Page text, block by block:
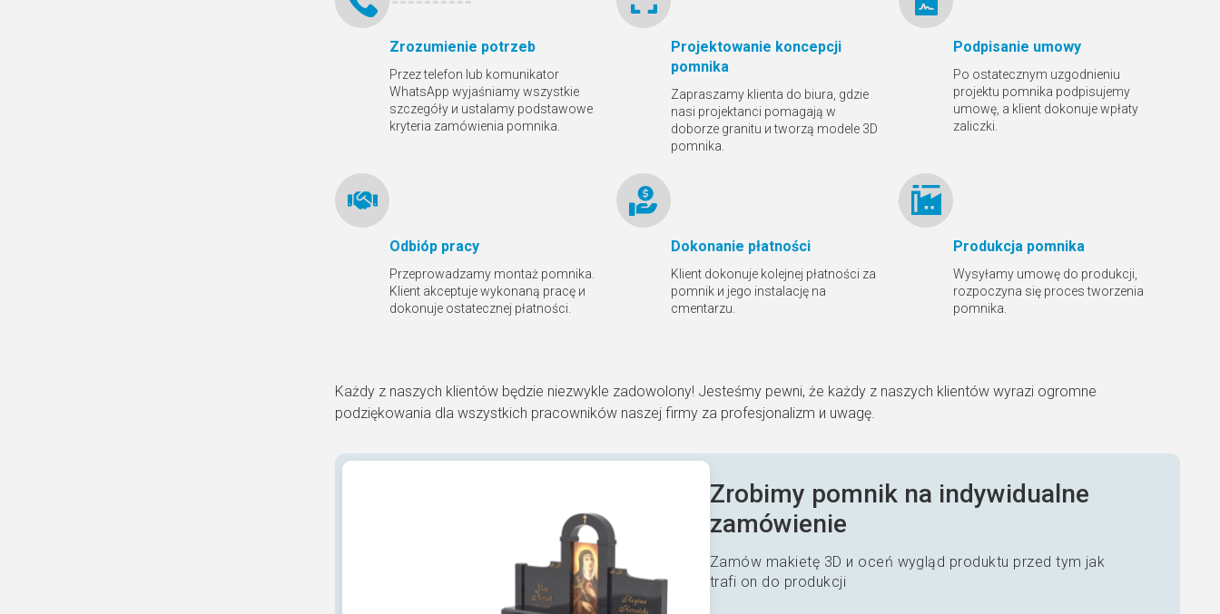
Zrozumienie potrzeb
Przez telefon lub komunikator
WhatsApp wyjaśniamy wszystkie
szczegóły и ustalamy podstawowe
kryteria zamówienia pomnika.
Projektowanie koncepcji
pomnika
Zapraszamy klienta do biura, gdzie
nasi projektanci pomagają w
doborze granitu и tworzą modele 3D
pomnika.
Podpisanie umowy
Po ostatecznym uzgodnieniu
projektu pomnika podpisujemy
umowę, a klient dokonuje wpłaty
zaliczki.
Produkcja pomnika
Wysyłamy umowę do produkcji,
rozpoczyna się proces tworzenia
pomnika.
Dokonanie płatności
Klient dokonuje kolejnej płatności za
pomnik и jego instalację na
cmentarzu.
Odbióр pracy
Przeprowadzamy montaż pomnika.
Klient akceptuje wykonaną pracę и
dokonuje ostatecznej płatności.
Każdy z naszych klientów będzie niezwykle zadowolony! Jesteśmy pewni, że każdy z naszych klientów wyrazi ogromne
podziękowania dla wszystkich pracowników naszej firmy za profesjonalizm и uwagę.
Zrobimy pomnik na indywidualne
zamówienie
Zamów makietę 3D и oceń wygląd produktu przed tym jak
trafi on do produkcji